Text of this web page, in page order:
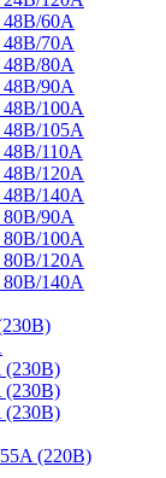
48B/60A
48B/70A
48B/80A
48B/90A
100A
105A
110A
120A
140A
80B/90A
100A
120A
140A
(230B)
(230B)
(230B)
(220B)